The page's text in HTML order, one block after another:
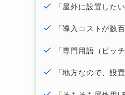
「屋外に設置した
「導入コストが数
「専門用語（ピッ
「地方なので、設